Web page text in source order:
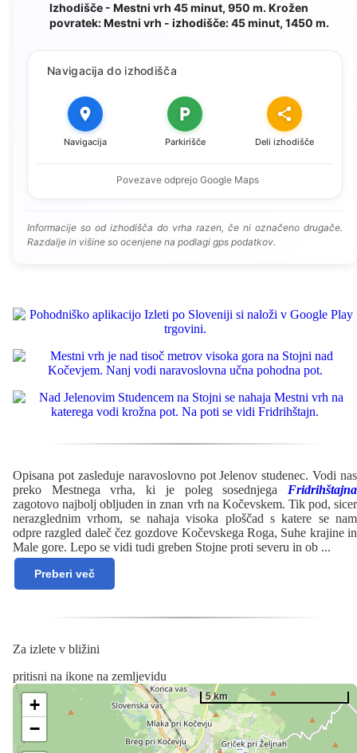
Izhodišče - Mestni vrh 45 minut, 950 m. Krožen
povratek: Mestni vrh - izhodišče: 45 minut, 1450 m.
Navigacija do izhodišča
Navigacija Parkirišče Deli izhodišče
Povezave odprejo Google Maps
Informacije so od izhodišča do vrha razen, če ni označeno drugače.
Razdalje in višine so ocenjene na podlagi gps podatkov.
Opisana pot zasleduje naravoslovno pot Jelenov studenec. Vodi nas
preko Mestnega vrha, ki je poleg sosednjega Fridrihštajna
zagotovo najbolj obljuden in znan vrh na Kočevskem. Tik pod, sicer
nerazglednim vrhom, se nahaja visoka ploščad s katere se nam
odpre razgled daleč čez gozdove Kočevskega Roga, Suhe krajine in
Male gore. Lepo se vidi tudi greben Stojne proti severu in ob ...
Preberi več
Za izlete v bližini
pritisni na ikone na zemljevidu
+
−
5 km